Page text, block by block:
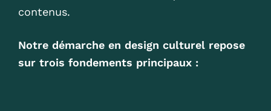
contenus.
Notre démarche en design culturel repose
sur trois fondements principaux :